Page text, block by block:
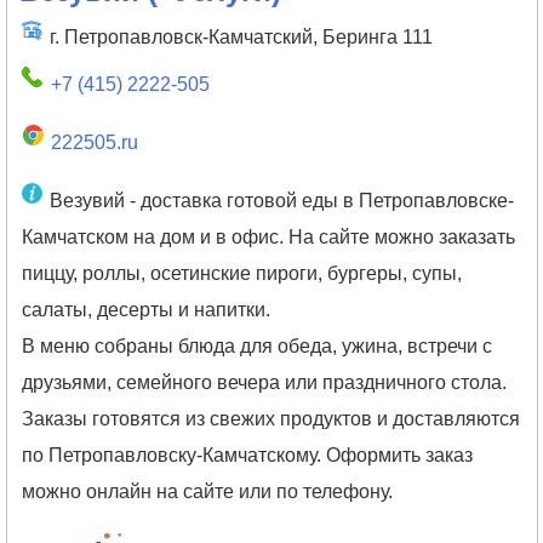
г. Петропавловск-Камчатский, Беринга 111
+7 (415) 2222-505
222505.ru
Везувий - доставка готовой еды в Петропавловске-
Камчатском на дом и в офис. На сайте можно заказать
пиццу, роллы, осетинские пироги, бургеры, супы,
салаты, десерты и напитки.
В меню собраны блюда для обеда, ужина, встречи с
друзьями, семейного вечера или праздничного стола.
Заказы готовятся из свежих продуктов и доставляются
по Петропавловску-Камчатскому. Оформить заказ
можно онлайн на сайте или по телефону.